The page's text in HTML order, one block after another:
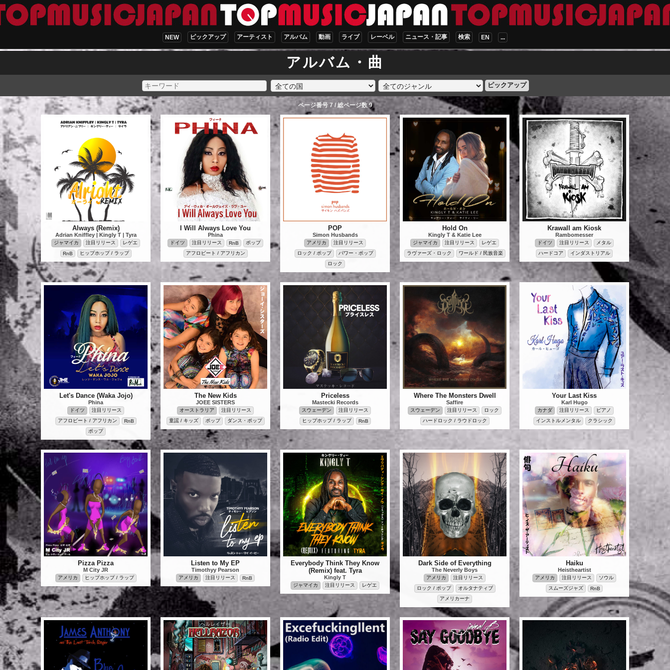
NEW ピックアップ アーティスト アルバム 動画 ライブ レーベル ニュース・記事 検索 EN ...
アルバム・曲
ピックアップ
ページ番号 7 / 総ページ数 9
Always (Remix)
Adrian Kniffley | Kingly T | Tyra
ジャマイカ 注目リリース
レゲエ
RnB
ヒップホップ / ラップ
I Will Always Love You
Phina
ドイツ 注目リリース RnB
ポップ
アフロビート / アフリカン
POP
Simon Husbands
アメリカ
注目リリース
ロック / ポップ
パワー・ポップ
ロック
Hold On
Kingly T & Katie Lee
ジャマイカ 注目リリース
レゲエ
ラヴァーズ・ロック
ワールド / 民族音楽
Krawall am Kiosk
Rambomesser
ドイツ 注目リリース
メタル
ハードコア
インダストリアル
Let's Dance (Waka Jojo)
Phina
ドイツ
注目リリース
アフロビート / アフリカン
RnB
ポップ
The New Kids
JOEE SISTERS
オーストラリア
注目リリース
童謡 / キッズ
ポップ ダンス・ポップ
Priceless
Mastecki Records
スウェーデン
注目リリース
ヒップホップ / ラップ
RnB
Where The Monsters Dwell
Saffire
スウェーデン 注目リリース
ロック
ハードロック / ラウドロック
Your Last Kiss
Karl Hugo
カナダ 注目リリース
ピアノ
インストルメンタル
クラシック
Pizza Pizza
M City JR
アメリカ ヒップホップ / ラップ
Listen to My EP
Timothyy Pearson
アメリカ 注目リリース RnB
Everybody Think They Know
(Remix) feat. Tyra
Kingly T
ジャマイカ 注目リリース レゲエ
Dark Side of Everything
The Neverly Boys
アメリカ
注目リリース
ロック / ポップ
オルタナティブ
アメリカーナ
Haiku
Heistheartist
アメリカ 注目リリース
ソウル
スムーズジャズ
RnB